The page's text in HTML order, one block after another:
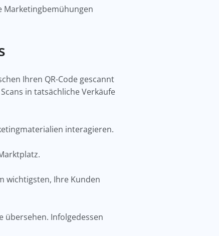
Marketingbemühungen
Ihren QR-Code gescannt
in tatsächliche Verkäufe
interagieren.
wichtigsten, Ihre Kunden
übersehen. Infolgedessen